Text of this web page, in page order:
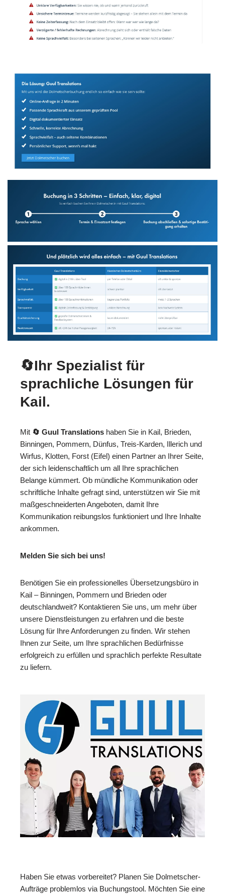
🔄Ihr Spezialist für
sprachliche Lösungen für
Kail.
Mit 🔄 Guul Translations haben Sie in Kail, Brieden,
Binningen, Pommern, Dünfus, Treis-Karden, Illerich und
Wirfus, Klotten, Forst (Eifel) einen Partner an Ihrer Seite,
der sich leidenschaftlich um all Ihre sprachlichen
Belange kümmert. Ob mündliche Kommunikation oder
schriftliche Inhalte gefragt sind, unterstützen wir Sie mit
maßgeschneiderten Angeboten, damit Ihre
Kommunikation reibungslos funktioniert und Ihre Inhalte
ankommen.
Melden Sie sich bei uns!
Benötigen Sie ein professionelles Übersetzungsbüro in
Kail – Binningen, Pommern und Brieden oder
deutschlandweit? Kontaktieren Sie uns, um mehr über
unsere Dienstleistungen zu erfahren und die beste
Lösung für Ihre Anforderungen zu finden. Wir stehen
Ihnen zur Seite, um Ihre sprachlichen Bedürfnisse
erfolgreich zu erfüllen und sprachlich perfekte Resultate
zu liefern.
Haben Sie etwas vorbereitet? Planen Sie Dolmetscher-
Aufträge problemlos via Buchungstool. Möchten Sie eine